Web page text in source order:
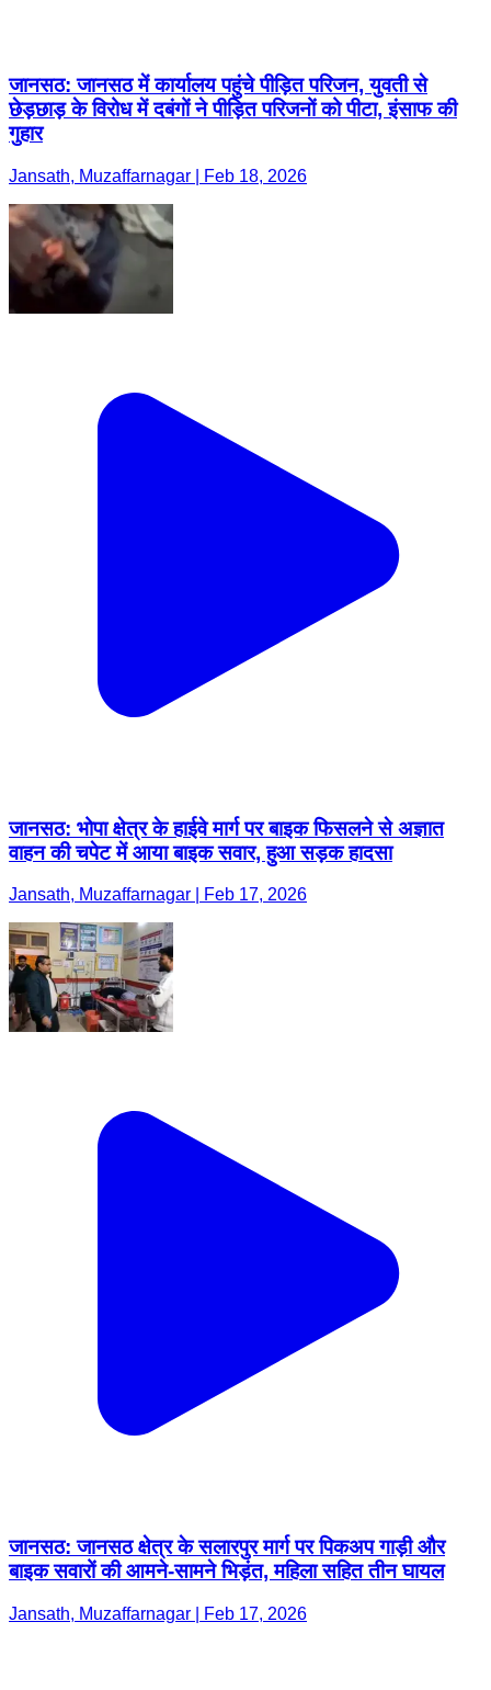
जानसठ: जानसठ में कार्यालय पहुंचे पीड़ित परिजन, युवती से
छेड़छाड़ के विरोध में दबंगों ने पीड़ित परिजनों को पीटा, इंसाफ की
गुहार
Jansath, Muzaffarnagar | Feb 18, 2026
जानसठ: भोपा क्षेत्र के हाईवे मार्ग पर बाइक फिसलने से अज्ञात
वाहन की चपेट में आया बाइक सवार, हुआ सड़क हादसा
Jansath, Muzaffarnagar | Feb 17, 2026
जानसठ: जानसठ क्षेत्र के सलारपुर मार्ग पर पिकअप गाड़ी और
बाइक सवारों की आमने-सामने भिड़ंत, महिला सहित तीन घायल
Jansath, Muzaffarnagar | Feb 17, 2026